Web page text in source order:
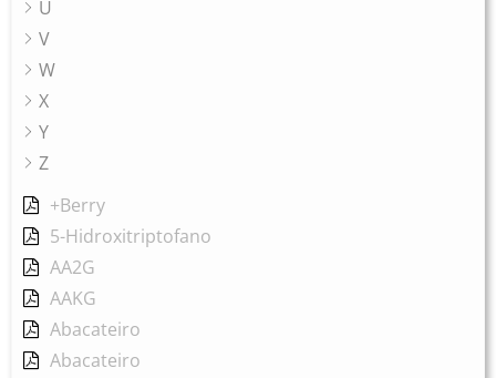
U
V
W
X
Y
Z
+Berry
5-Hidroxitriptofano
AA2G
AAKG
Abacateiro
Abacateiro